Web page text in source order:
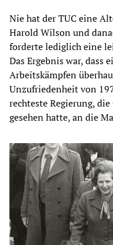
Nie hat der TUC eine
Harold Wilson und
forderte lediglich eine
Das Ergebnis war, dass
Arbeitskämpfen
Unzufriedenheit von
rechteste Regierung,
gesehen hatte, an die